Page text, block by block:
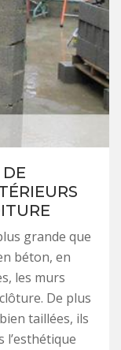
grande que
béton, en
les murs
De plus
taillées, ils